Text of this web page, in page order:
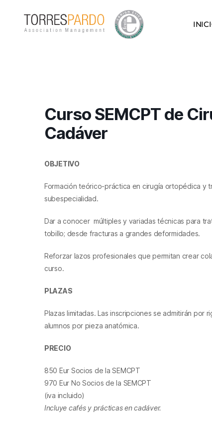
Curso SEMCPT de
Cadáver
OBJETIVO
Formación teórico-práctica en cirugía ortopédica y
subespecialidad.
Dar a conocer múltiples y variadas técnicas para
tobillo; desde fracturas a grandes deformidades.
Reforzar lazos profesionales que permitan crear
curso.
PLAZAS
Plazas limitadas. Las inscripciones se admitirán
alumnos por pieza anatómica.
PRECIO
850 Eur Socios de la SEMCPT
970 Eur No Socios de la SEMCPT
(iva incluido)
Incluye cafés y prácticas en cadáver.